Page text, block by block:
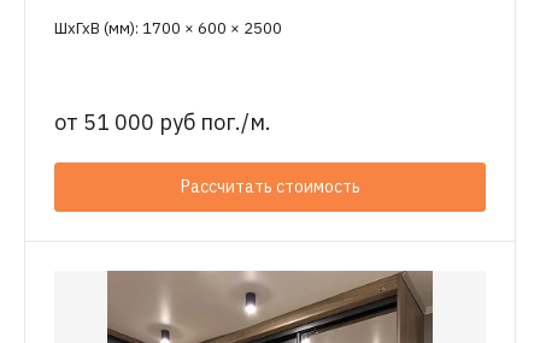
ШхГхВ (мм): 1700 × 600 × 2500
от 51 000 руб пог./м.
Рассчитать стоимость